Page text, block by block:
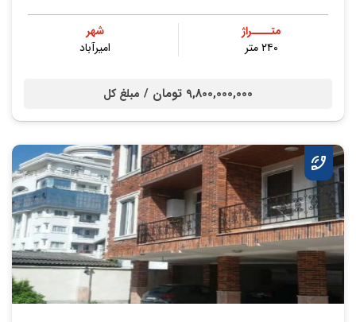
متــــراژ
۲۴۰ متر
شهر
امیرآباد
9,800,000,000 تومان / مبلغ کل